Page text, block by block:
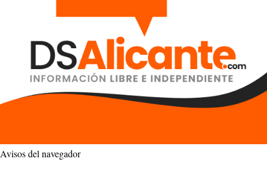
Avisos del navegador